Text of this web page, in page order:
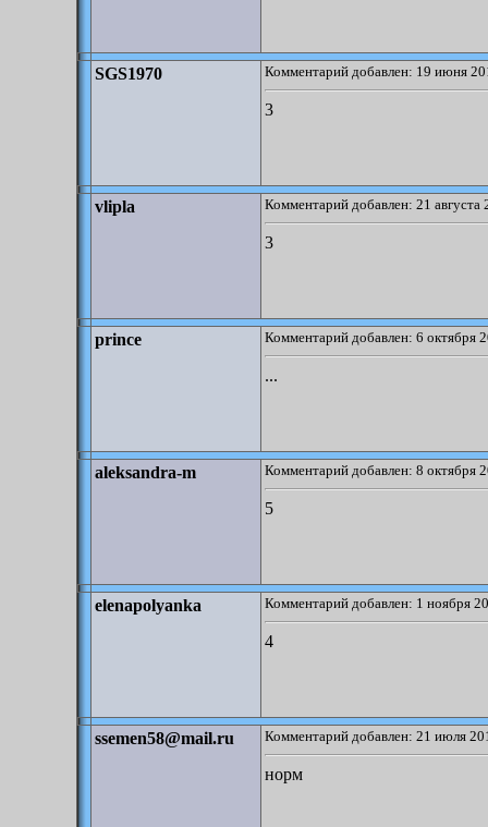
SGS1970 Комментарий добавлен: 19 июня
3
vlipla Комментарий добавлен: 21 августа
3
prince Комментарий добавлен: 6 октября
...
aleksandra-m Комментарий добавлен: 8 октября
5
elenapolyanka Комментарий добавлен: 1 ноября
4
ssemen58@mail.ru Комментарий добавлен: 21 июля
норм